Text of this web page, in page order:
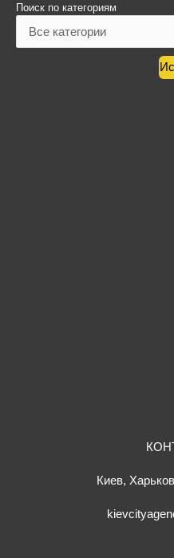
Поиск по категориям
Киев,